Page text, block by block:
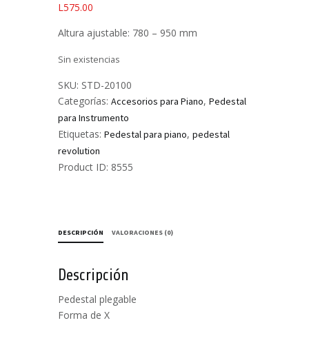
L575.00
Altura ajustable: 780 – 950 mm
Sin existencias
SKU: STD-20100
Categorías: Accesorios para Piano, Pedestal
para Instrumento
Etiquetas: Pedestal para piano, pedestal
revolution
Product ID: 8555
DESCRIPCIÓN VALORACIONES (0)
Descripción
Pedestal plegable
Forma de X